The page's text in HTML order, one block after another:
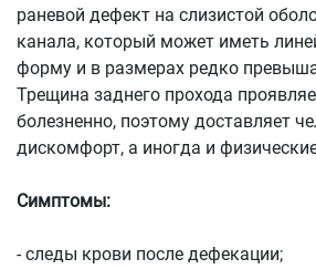
раневой дефект на слизистой
канала, который может иметь
форму и в размерах редко
Трещина заднего прохода
болезненно, поэтому доставляет
дискомфорт, а иногда и
Симптомы:
- следы крови после дефекации;